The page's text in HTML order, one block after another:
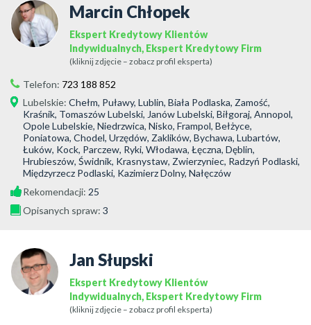
Marcin Chłopek
Ekspert Kredytowy Klientów
Indywidualnych, Ekspert Kredytowy Firm
(kliknij zdjęcie – zobacz profil eksperta)
Telefon: 723 188 852
Lubelskie: Chełm, Puławy, Lublin, Biała Podlaska, Zamość,
Kraśnik, Tomaszów Lubelski, Janów Lubelski, Biłgoraj, Annopol,
Opole Lubelskie, Niedrzwica, Nisko, Frampol, Bełżyce,
Poniatowa, Chodel, Urzędów, Zaklików, Bychawa, Lubartów,
Łuków, Kock, Parczew, Ryki, Włodawa, Łęczna, Dęblin,
Hrubieszów, Świdnik, Krasnystaw, Zwierzyniec, Radzyń Podlaski,
Międzyrzecz Podlaski, Kazimierz Dolny, Nałęczów
Rekomendacji: 25
Opisanych spraw: 3
Jan Słupski
Ekspert Kredytowy Klientów
Indywidualnych, Ekspert Kredytowy Firm
(kliknij zdjęcie – zobacz profil eksperta)